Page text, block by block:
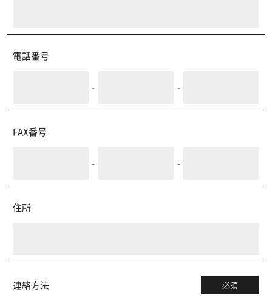
電話番号
- -
FAX番号
- -
住所
連絡方法 必須